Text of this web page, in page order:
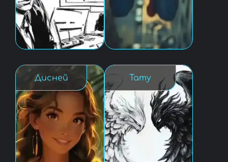
Дисней Тату